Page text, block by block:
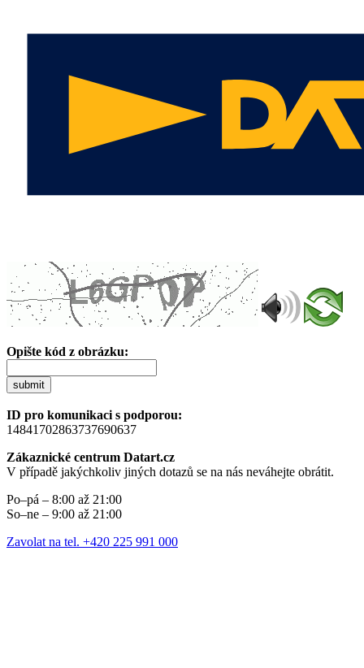
Opište kód z obrázku:
submit
ID pro komunikaci s podporou:
14841702863737690637
Zákaznické centrum Datart.cz
V případě jakýchkoliv jiných dotazů se na nás neváhejte obrátit.
Po–pá – 8:00 až 21:00
So–ne – 9:00 až 21:00
Zavolat na tel. +420 225 991 000